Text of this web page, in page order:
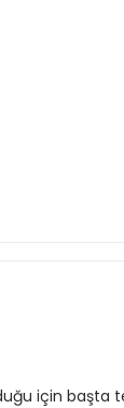
için